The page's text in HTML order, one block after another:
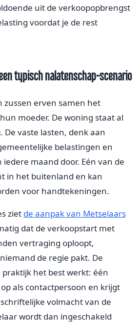
uit de verkoopopbrengst
voordat je de rest
typisch nalatenschap-scenario
zussen erven samen het
moeder. De woning staat al
De vaste lasten, denk aan
belastingen en
maand door. Eén van de
in het buitenland en kan
voor handtekeningen.
ziet de aanpak van Metselaars
dat de verkoopstart met
vertraging oploopt,
de regie pakt. De
praktijk het best werkt: één
als contactpersoon en krijgt
volmacht van de
wordt dan ingeschakeld